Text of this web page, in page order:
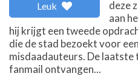
Leuk
deze
aan
hij krijgt een tweede
die de stad bezoekt voor
misdaadauteurs. De
fanmail ontvangen...